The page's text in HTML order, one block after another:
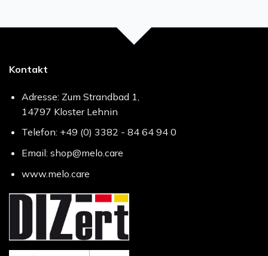
Kontakt
Adresse: Zum Strandbad 1,
14797 Kloster Lehnin
Telefon: +49 (0) 3382 - 84 64 94 0
Email: shop@melo.care
www.melo.care